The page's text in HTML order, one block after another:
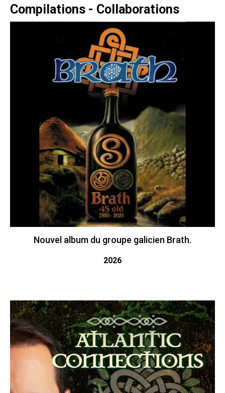
Compilations - Collaborations
Nouvel album du groupe galicien Brath.
2026